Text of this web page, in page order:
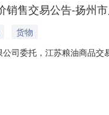
销售交易公告-扬州
货物
司委托，江苏粮油商品
品种、数量、质量、价格